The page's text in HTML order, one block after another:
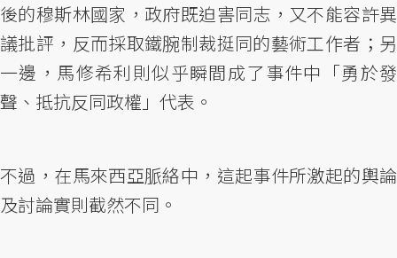
後的穆斯林國家，政府既迫害同志，又不能容許異
議批評，反而採取鐵腕制裁挺同的藝術工作者；另
一邊，馬修希利則似乎瞬間成了事件中「勇於發
聲、抵抗反同政權」代表。
不過，在馬來西亞脈絡中，這起事件所激起的輿論
及討論實則截然不同。